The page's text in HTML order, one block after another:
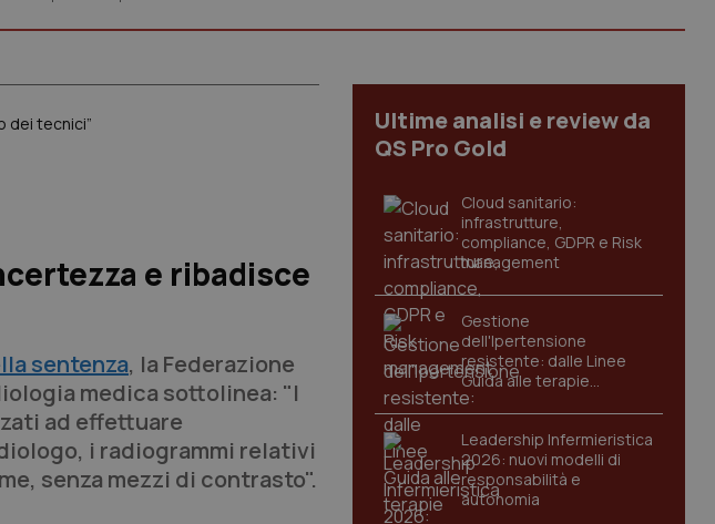
dei tecnici”
e ribadisce
sentenza, la Federazione
medica sottolinea: "I
ad effettuare
i radiogrammi relativi
senza mezzi di contrasto".
Ultime analisi e review da
QS Pro Gold
Cloud sanitario:
infrastrutture,
compliance, GDPR e Risk
management
Gestione
dell'Ipertensione
resistente: dalle Linee
Guida alle terapie
innovative
Leadership Infermieristica
2026: nuovi modelli di
responsabilità e
autonomia